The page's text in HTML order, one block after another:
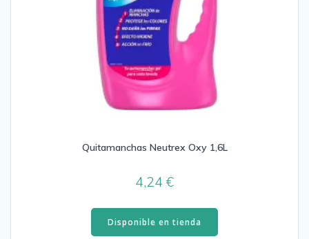
Quitamanchas Neutrex Oxy 1,6L
4,24€
Disponible en tienda